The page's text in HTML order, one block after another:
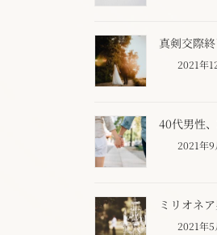
真剣交際
2021年
40代男性
2021年9
ミリオネ
2021年5